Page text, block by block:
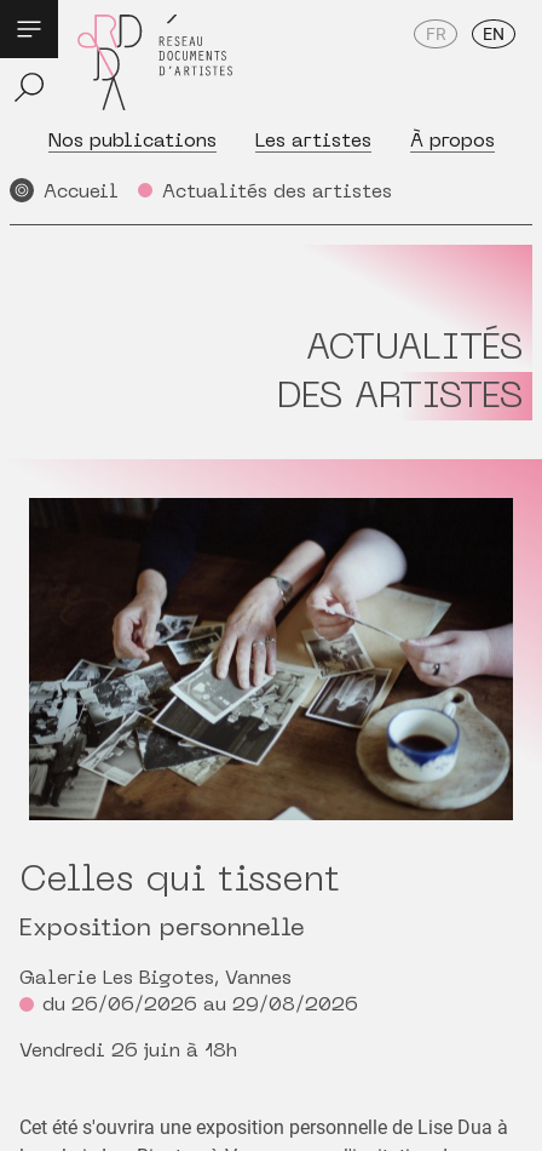
Nos publications Les artistes À propos
FR EN
Accueil Actualités des artistes
ACTUALITÉS
DES ARTISTES
Celles qui tissent
Exposition personnelle
Galerie Les Bigotes, Vannes
du 26/06/2026 au 29/08/2026
Vendredi 26 juin à 18h
Cet été s'ouvrira une exposition personnelle de Lise Dua à